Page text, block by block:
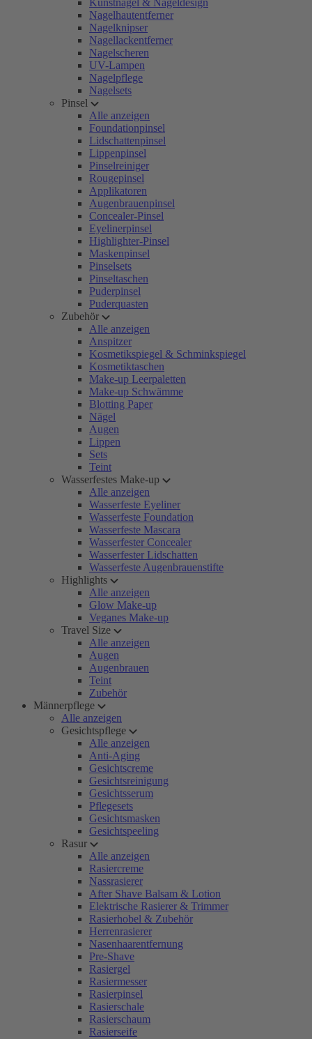
Kunstnägel & Nageldesign
Nagelhautentferner
Nagelknipser
Nagellackentferner
Nagelscheren
UV-Lampen
Nagelpflege
Nagelsets
Pinsel
Alle anzeigen
Foundationpinsel
Lidschattenpinsel
Lippenpinsel
Pinselreiniger
Rougepinsel
Applikatoren
Augenbrauenpinsel
Concealer-Pinsel
Eyelinerpinsel
Highlighter-Pinsel
Maskenpinsel
Pinselsets
Pinseltaschen
Puderpinsel
Puderquasten
Zubehör
Alle anzeigen
Anspitzer
Kosmetikspiegel & Schminkspiegel
Kosmetiktaschen
Make-up Leerpaletten
Make-up Schwämme
Blotting Paper
Nägel
Augen
Lippen
Sets
Teint
Wasserfestes Make-up
Alle anzeigen
Wasserfeste Eyeliner
Wasserfeste Foundation
Wasserfeste Mascara
Wasserfester Concealer
Wasserfester Lidschatten
Wasserfeste Augenbrauenstifte
Highlights
Alle anzeigen
Glow Make-up
Veganes Make-up
Travel Size
Alle anzeigen
Augen
Augenbrauen
Teint
Zubehör
Männerpflege
Alle anzeigen
Gesichtspflege
Alle anzeigen
Anti-Aging
Gesichtscreme
Gesichtsreinigung
Gesichtsserum
Pflegesets
Gesichtsmasken
Gesichtspeeling
Rasur
Alle anzeigen
Rasiercreme
Nassrasierer
After Shave Balsam & Lotion
Elektrische Rasierer & Trimmer
Rasierhobel & Zubehör
Herrenrasierer
Nasenhaarentfernung
Pre-Shave
Rasiergel
Rasiermesser
Rasierpinsel
Rasierschale
Rasierschaum
Rasierseife